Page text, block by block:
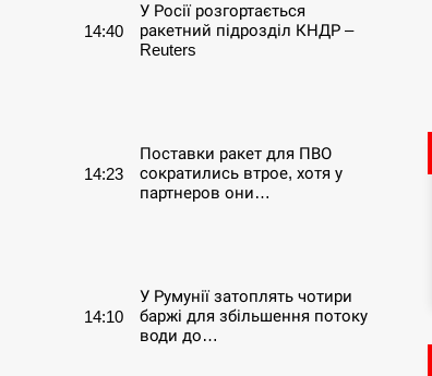
14:40
У Росії розгортається
ракетний підрозділ КНДР –
Reuters
14:23
Поставки ракет для ПВО
сократились втрое, хотя у
партнеров они…
14:10
У Румунії затоплять чотири
баржі для збільшення потоку
води до…